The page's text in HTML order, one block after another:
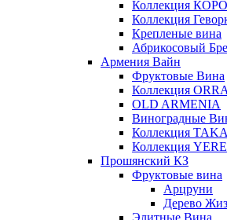
Коллекция
Коллекция
Крепленые вина
Абрикосовый
Армения Вайн
Фруктовые Вина
Коллекция
OLD ARMENIA
Виноградные
Коллекция
Коллекция
Прошянский КЗ
Фруктовые вина
Арцруни
Дерево
Элитные Вина